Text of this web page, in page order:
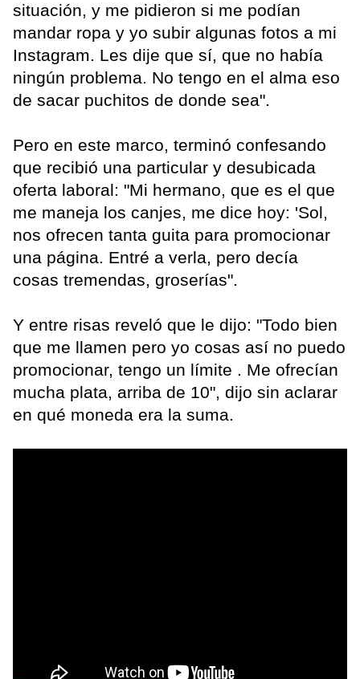
situación, y me pidieron si me podían
mandar ropa y yo subir algunas fotos a mi
Instagram. Les dije que sí, que no había
ningún problema. No tengo en el alma eso
de sacar puchitos de donde sea".
Pero en este marco, terminó confesando
que recibió una particular y desubicada
oferta laboral: "Mi hermano, que es el que
me maneja los canjes, me dice hoy: 'Sol,
nos ofrecen tanta guita para promocionar
una página. Entré a verla, pero decía
cosas tremendas, groserías".
Y entre risas reveló que le dijo: "Todo bien
que me llamen pero yo cosas así no puedo
promocionar, tengo un límite . Me ofrecían
mucha plata, arriba de 10", dijo sin aclarar
en qué moneda era la suma.